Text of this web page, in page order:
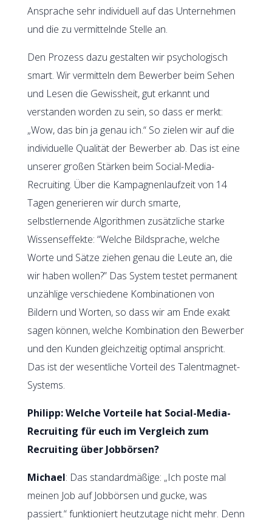
Ansprache sehr individuell auf das Unternehmen
und die zu vermittelnde Stelle an.
Den Prozess dazu gestalten wir psychologisch
smart. Wir vermitteln dem Bewerber beim Sehen
und Lesen die Gewissheit, gut erkannt und
verstanden worden zu sein, so dass er merkt:
„Wow, das bin ja genau ich.“ So zielen wir auf die
individuelle Qualität der Bewerber ab. Das ist eine
unserer großen Stärken beim Social-Media-
Recruiting. Über die Kampagnenlaufzeit von 14
Tagen generieren wir durch smarte,
selbstlernende Algorithmen zusätzliche starke
Wissenseffekte: “Welche Bildsprache, welche
Worte und Sätze ziehen genau die Leute an, die
wir haben wollen?” Das System testet permanent
unzählige verschiedene Kombinationen von
Bildern und Worten, so dass wir am Ende exakt
sagen können, welche Kombination den Bewerber
und den Kunden gleichzeitig optimal anspricht.
Das ist der wesentliche Vorteil des Talentmagnet-
Systems.
Philipp: Welche Vorteile hat Social-Media-
Recruiting für euch im Vergleich zum
Recruiting über Jobbörsen?
Michael: Das standardmäßige: „Ich poste mal
meinen Job auf Jobbörsen und gucke, was
passiert.“ funktioniert heutzutage nicht mehr. Denn